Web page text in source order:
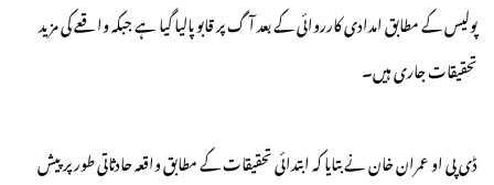
پولیس کے مطابق امدادی کارروائی کے بعد آگ پر قابو پالیا گیا ہے جبکہ واقعے کی مزید
تحقیقات جاری ہیں۔
ڈی پی او عمران خان نے بتایا کہ ابتدائی تحقیقات کے مطابق واقعہ حادثاتی طور پر پیش